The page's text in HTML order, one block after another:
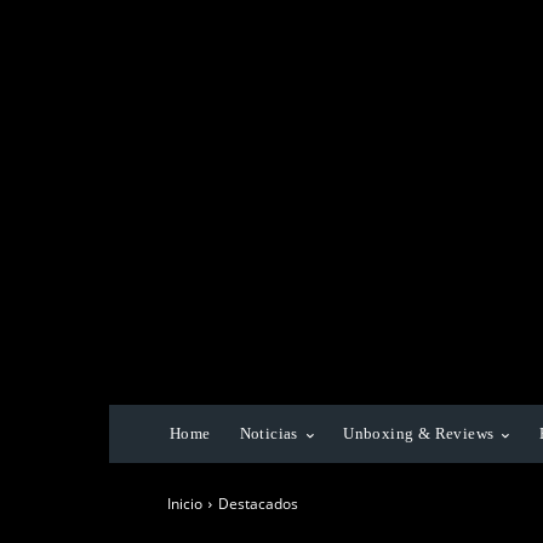
Home Noticias Unboxing & Reviews
Inicio Destacados